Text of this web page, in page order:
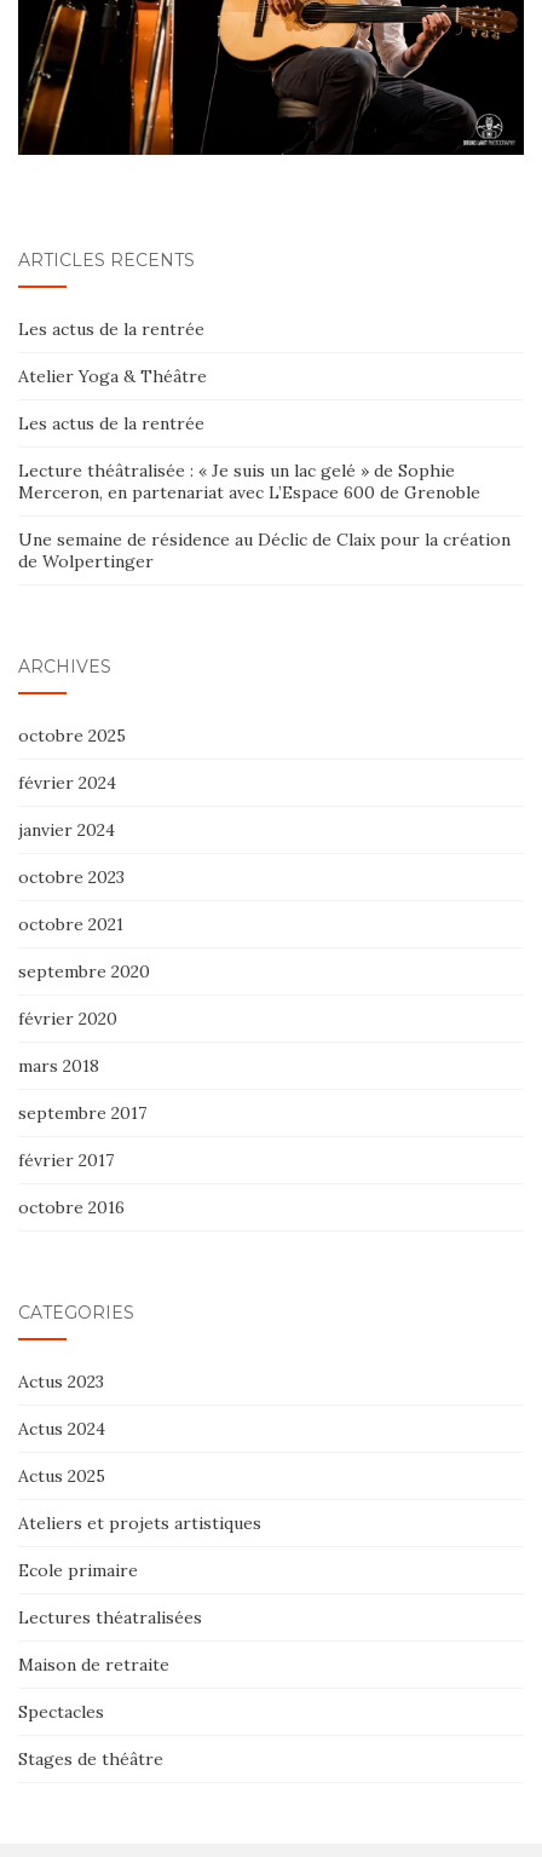
ARTICLES RÉCENTS
Les actus de la rentrée
Atelier Yoga & Théâtre
Les actus de la rentrée
Lecture théâtralisée : « Je suis un lac gelé » de Sophie
Merceron, en partenariat avec L’Espace 600 de Grenoble
Une semaine de résidence au Déclic de Claix pour la création
de Wolpertinger
ARCHIVES
octobre 2025
février 2024
janvier 2024
octobre 2023
octobre 2021
septembre 2020
février 2020
mars 2018
septembre 2017
février 2017
octobre 2016
CATÉGORIES
Actus 2023
Actus 2024
Actus 2025
Ateliers et projets artistiques
Ecole primaire
Lectures théatralisées
Maison de retraite
Spectacles
Stages de théâtre